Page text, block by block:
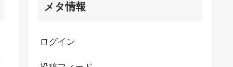
メタ情報
ログイン